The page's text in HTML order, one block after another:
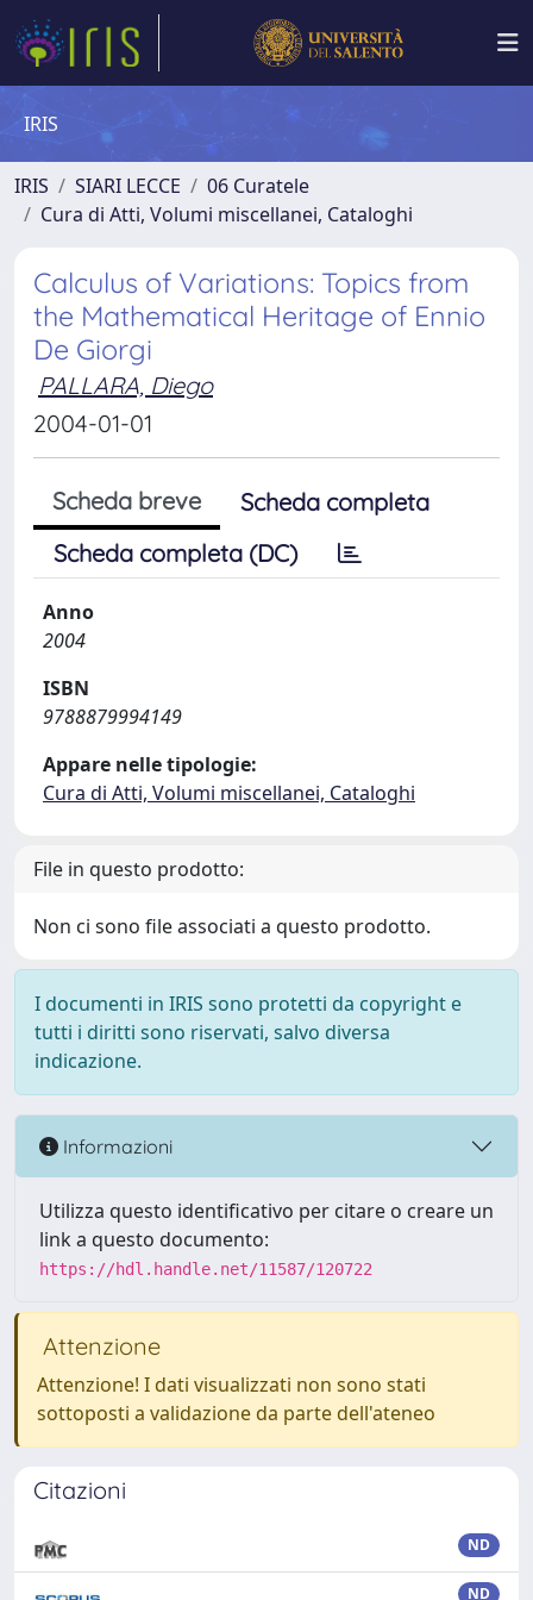
IRIS
IRIS SIARI LECCE
06 Curatele
Cura di Atti, Volumi miscellanei, Cataloghi
Calculus of Variations: Topics from
the Mathematical Heritage of Ennio
De Giorgi
PALLARA, Diego
2004-01-01
Scheda breve
Scheda completa
Scheda completa (DC)
Anno
2004
ISBN
9788879994149
Appare nelle tipologie:
Cura di Atti, Volumi miscellanei, Cataloghi
File in questo prodotto:
Non ci sono file associati a questo prodotto.
I documenti in IRIS sono protetti da copyright e
tutti i diritti sono riservati, salvo diversa
indicazione.
Informazioni
Utilizza questo identificativo per citare o creare un
link a questo documento:
https://hdl.handle.net/11587/120722
Attenzione
Attenzione! I dati visualizzati non sono stati
sottoposti a validazione da parte dell'ateneo
Citazioni
ND
ND